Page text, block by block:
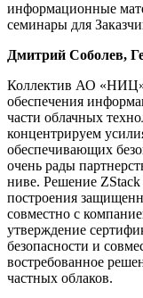
информационные
семинары для
Дмитрий Соболев,
Коллектив АО «НИЦ»
обеспечения
части облачных
концентрируем
обеспечивающих
очень рады
ниве. Решение ZStack
построения
совместно с
утверждение
безопасности и
востребованное
частных облаков.